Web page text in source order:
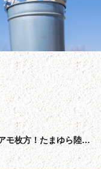
法
ダ防水工事
がんばれ！FCティアモ枚方！たまゆら陸上競技場前に看板設置しました！